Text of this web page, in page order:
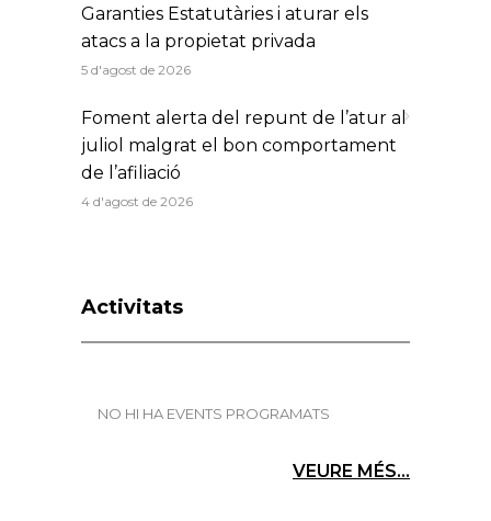
Garanties Estatutàries i aturar els
atacs a la propietat privada
5 d'agost de 2026
Foment alerta del repunt de l’atur al
juliol malgrat el bon comportament
de l’afiliació
4 d'agost de 2026
Activitats
NO HI HA EVENTS PROGRAMATS
VEURE MÉS...